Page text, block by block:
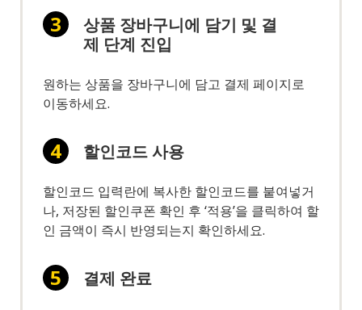
상품 장바구니에 담기 및 결
제 단계 진입
원하는 상품을 장바구니에 담고 결제 페이지로
이동하세요.
할인코드 사용
할인코드 입력란에 복사한 할인코드를 붙여넣거
나, 저장된 할인쿠폰 확인 후 ‘적용’을 클릭하여 할
인 금액이 즉시 반영되는지 확인하세요.
결제 완료